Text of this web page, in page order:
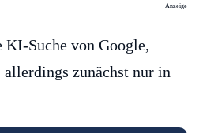
Anzeige
KI-Suche von Google,
allerdings zunächst nur in